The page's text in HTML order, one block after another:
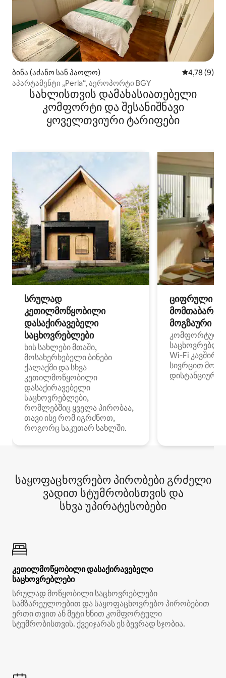
ბინა (აძანო სან პაოლო) საშუალო
4,78 (9)
აპარტამენტი „Perla“, აეროპორტი BGY
სახლისთვის დამახასიათებელი
კომფორტი და შესანიშნავი
ყოველთვიური ტარიფები
სრულად
კეთილმოწყობილი
დასაქირავებელი
საცხოვრებლები
ხის სახლები მთაში,
მოსახერხებელი ბინები
ქალაქში და სხვა
კეთილმოწყობილი
დასაქირავებელი
საცხოვრებლები,
რომლებშიც ყველა პირობაა,
თავი ისე რომ იგრძნოთ,
როგორც საკუთარ სახლში.
ციფრული
მოგზაური
კომფორტული
Wi‑Fi
სივრცით
დისტანციური
საყოფაცხოვრებო პირობები გრძელი
ვადით სტუმრობისთვის და
სხვა უპირატესობები
კეთილმოწყობილი დასაქირავებელი
საცხოვრებლები
სრულად მოწყობილი საცხოვრებლები
სამზარეულოებით და საყოფაცხოვრებო პირობებით
ერთი თვით ან მეტი ხნით კომფორტული
სტუმრობისთვის. ქვეიჯარას ეს ბევრად სჯობია.